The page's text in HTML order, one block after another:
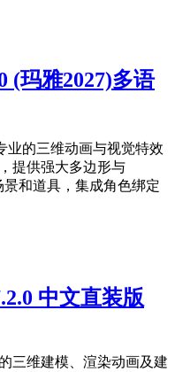
(玛雅2027)多语
业的三维动画与视觉特效
提供强大多边形与
和道具，集成角色绑定
中文直装版
三维建模、渲染动画及建